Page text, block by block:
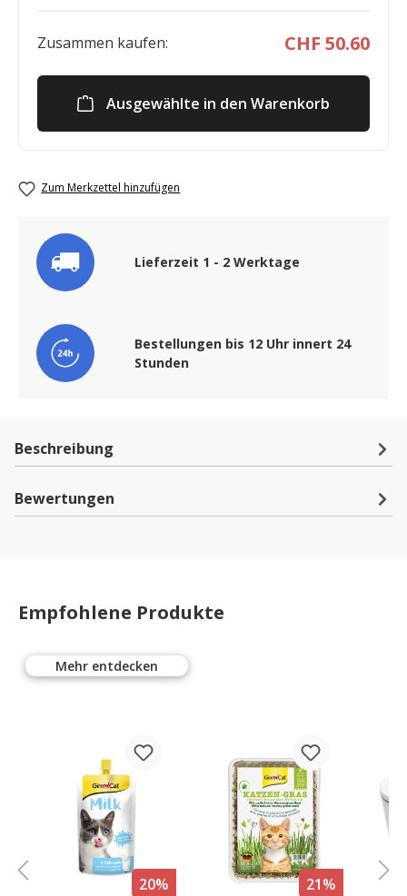
Zusammen kaufen: CHF 50.60
Ausgewählte in den Warenkorb
Zum Merkzettel hinzufügen
Lieferzeit 1 - 2 Werktage
Bestellungen bis 12 Uhr innert 24
Stunden
Beschreibung
Bewertungen
Empfohlene Produkte
Mehr entdecken
20% 21%